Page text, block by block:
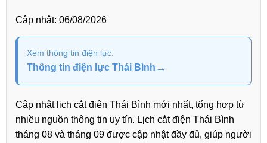
Cập nhật: 06/08/2026
Xem thông tin điện lực:
Thông tin điện lực Thái Bình →
Cập nhật lịch cắt điện Thái Bình mới nhất, tổng hợp từ
nhiều nguồn thông tin uy tín. Lịch cắt điện Thái Bình
tháng 08 và tháng 09 được cập nhật đầy đủ, giúp người